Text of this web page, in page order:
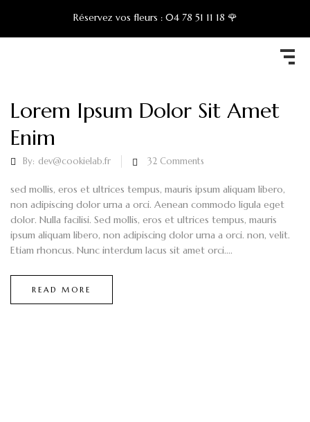
Réservez vos fleurs : 04 78 51 11 18 🌹
Lorem Ipsum Dolor Sit Amet
Enim
By: dev@cookielab.fr 32 Comments
sed mollis, eros et ultrices tempus, mauris ipsum aliquam libero,
non adipiscing dolor urna a orci. Aenean commodo ligula eget
dolor. Nulla facilisi. Sed mollis, eros et ultrices tempus, mauris
ipsum aliquam libero, non adipiscing dolor urna a orci. non, velit.
Etiam rhoncus. Nunc interdum lacus sit amet orci....
READ MORE